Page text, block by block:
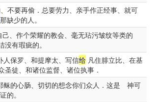
不要再偷．总要劳力、亲手作正经事、就可
缺少的人。
己、作个荣耀的教会、毫无玷污皱纹等类的
没有瑕疵的。
人保罗、和提摩太、写信给 凡住腓立比、在基
圣徒、和诸位监督、诸位执事．
稣的心肠、切切的想念你们众人．这是 神可
的。